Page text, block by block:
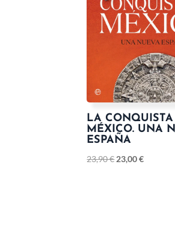
LA CONQUISTA
MÉXICO. UNA
ESPAÑA
23,90€23,00€